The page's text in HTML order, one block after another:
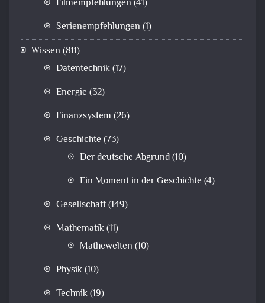
Filmempfehlungen (41)
Serienempfehlungen (1)
Wissen (811)
Datentechnik(17)
Energie (32)
Finanzsystem (26)
Geschichte (73)
Der deutsche Abgrund(10)
Ein Moment in der Geschichte (4)
Gesellschaft(149)
Mathematik(11)
Mathewelten (10)
Physik(10)
Technik(19)